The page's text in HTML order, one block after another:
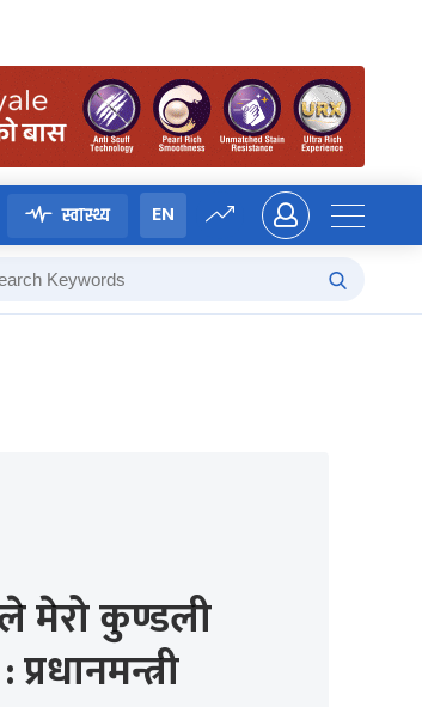
स्वास्थ्य EN
मेरो कुण्डली